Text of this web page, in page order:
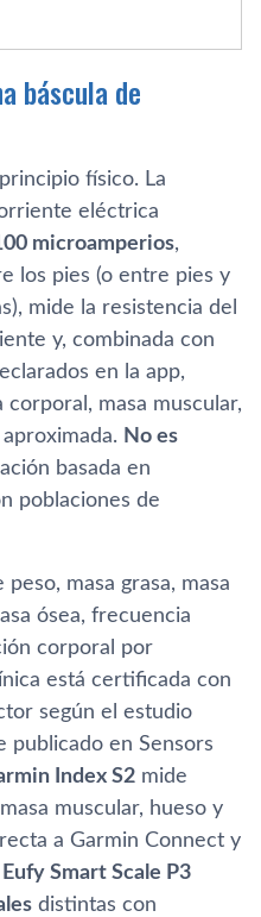
báscula de
físico. La
eléctrica
microamperios,
los pies (o entre pies y
mide la resistencia del
y, combinada con
en la app,
masa muscular,
No es
basada en
poblaciones de
peso, masa grasa, masa
ósea, frecuencia
corporal por
está certificada con
según el estudio
publicado en Sensors
Index S2 mide
muscular, hueso y
a Garmin Connect y
Eufy Smart Scale P3
distintas con